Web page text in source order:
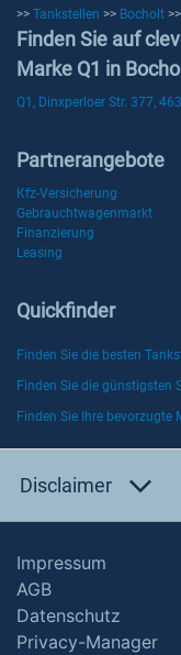
>> Tankstellen >> Bocholt >>
Finden Sie auf
Marke Q1 in
Q1, Dinxperloer Str. 377,
Partnerangebote
Kfz-Versicherung
Gebrauchtwagenmarkt
Finanzierung
Leasing
Quickfinder
Finden Sie die besten
Finden Sie die günstigsten
Finden Sie Ihre bevorzugte
Disclaimer
Impressum
AGB
Datenschutz
Privacy-Manager